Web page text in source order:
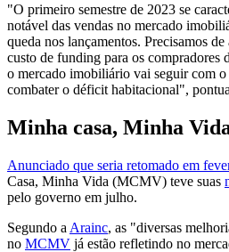
"O primeiro semestre de 2023 se
notável das vendas no mercado
queda nos lançamentos. Precisamos
custo de funding para os compradores
o mercado imobiliário vai seguir com o
combater o déficit habitacional",
Minha casa, Minha
Anunciado que seria retomado em
Casa, Minha Vida (MCMV) teve suas
pelo governo em julho.
Segundo a Arainc, as "diversas
no MCMV já estão refletindo no